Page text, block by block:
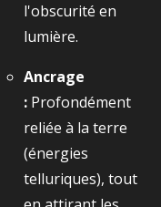
l'obscurité en
lumière.
Ancrage
: Profondément
reliée à la terre
(énergies
telluriques), tout